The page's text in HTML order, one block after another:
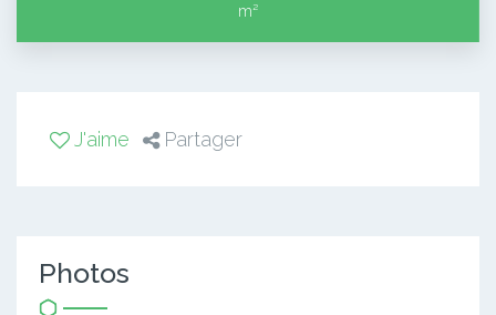
m²
J'aime Partager
Photos